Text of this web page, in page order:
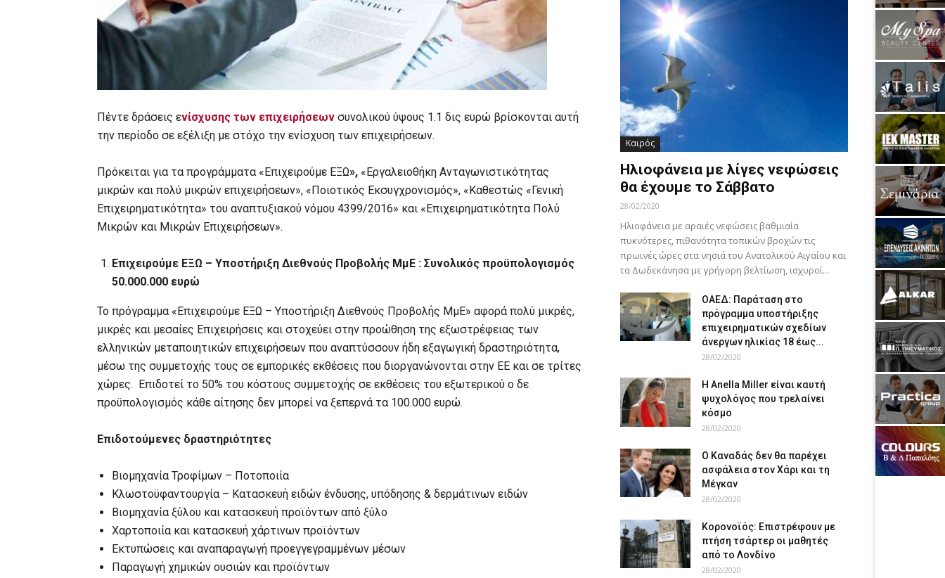
Πέντε δράσεις ενίσχυσης των επιχειρήσεων συνολικού ύψους 1.1 δις ευρώ βρίσκονται αυτή
την περίοδο σε εξέλιξη με στόχο την ενίσχυση των επιχειρήσεων.
Πρόκειται για τα προγράμματα «Επιχειρούμε ΕΞΩ», «Εργαλειοθήκη Ανταγωνιστικότητας
μικρών και πολύ μικρών επιχειρήσεων», «Ποιοτικός Εκσυγχρονισμός», «Καθεστώς «Γενική
Επιχειρηματικότητα» του αναπτυξιακού νόμου 4399/2016» και «Επιχειρηματικότητα Πολύ
Μικρών και Μικρών Επιχειρήσεων».
Επιχειρούμε ΕΞΩ – Υποστήριξη Διεθνούς Προβολής ΜμΕ : Συνολικός προϋπολογισμός
50.000.000 ευρώ
Το πρόγραμμα «Επιχειρούμε ΕΞΩ – Υποστήριξη Διεθνούς Προβολής ΜμΕ» αφορά πολύ μικρές,
μικρές και μεσαίες Επιχειρήσεις και στοχεύει στην προώθηση της εξωστρέφειας των
ελληνικών μεταποιητικών επιχειρήσεων που αναπτύσσουν ήδη εξαγωγική δραστηριότητα,
μέσω της συμμετοχής τους σε εμπορικές εκθέσεις που διοργανώνονται στην ΕΕ και σε τρίτες
χώρες. Επιδοτεί το 50% του κόστους συμμετοχής σε εκθέσεις του εξωτερικού ο δε
προϋπολογισμός κάθε αίτησης δεν μπορεί να ξεπερνά τα 100.000 ευρώ.
Επιδοτούμενες δραστηριότητες
Βιομηχανία Τροφίμων – Ποτοποιία
Κλωστοϋφαντουργία – Κατασκευή ειδών ένδυσης, υπόδησης & δερμάτινων ειδών
Βιομηχανία ξύλου και κατασκευή προϊόντων από ξύλο
Χαρτοποιία και κατασκευή χάρτινων προϊόντων
Εκτυπώσεις και αναπαραγωγή προεγγεγραμμένων μέσων
Παραγωγή χημικών ουσιών και προϊόντων
Καιρός
Ηλιοφάνεια με λίγες νεφώσεις
θα έχουμε το Σάββατο
28/02/2020
Ηλιοφάνεια με αραιές νεφώσεις βαθμιαία
πυκνότερες, πιθανότητα τοπικών βροχών τις
πρωινές ώρες στα νησιά του Ανατολικού Αιγαίου και
τα Δωδεκάνησα με γρήγορη βελτίωση, ισχυροί...
ΟΑΕΔ: Παράταση στο
πρόγραμμα υποστήριξης
επιχειρηματικών σχεδίων
άνεργων ηλικίας 18 έως...
28/02/2020
Η Anella Miller είναι καυτή
ψυχολόγος που τρελαίνει
κόσμο
28/02/2020
Ο Καναδάς δεν θα παρέχει
ασφάλεια στον Χάρι και τη
Μέγκαν
28/02/2020
Κορονοϊός: Επιστρέφουν με
πτήση τσάρτερ οι μαθητές
από το Λονδίνο
28/02/2020